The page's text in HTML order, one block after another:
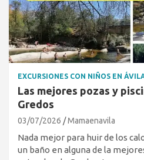
EXCURSIONES CON NIÑOS EN
Las mejores pozas y
Gredos
03/07/2026 Mamaenavila
Nada mejor para huir de los
un baño en alguna de la